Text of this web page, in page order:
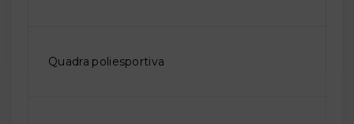
Quadra poliesportiva